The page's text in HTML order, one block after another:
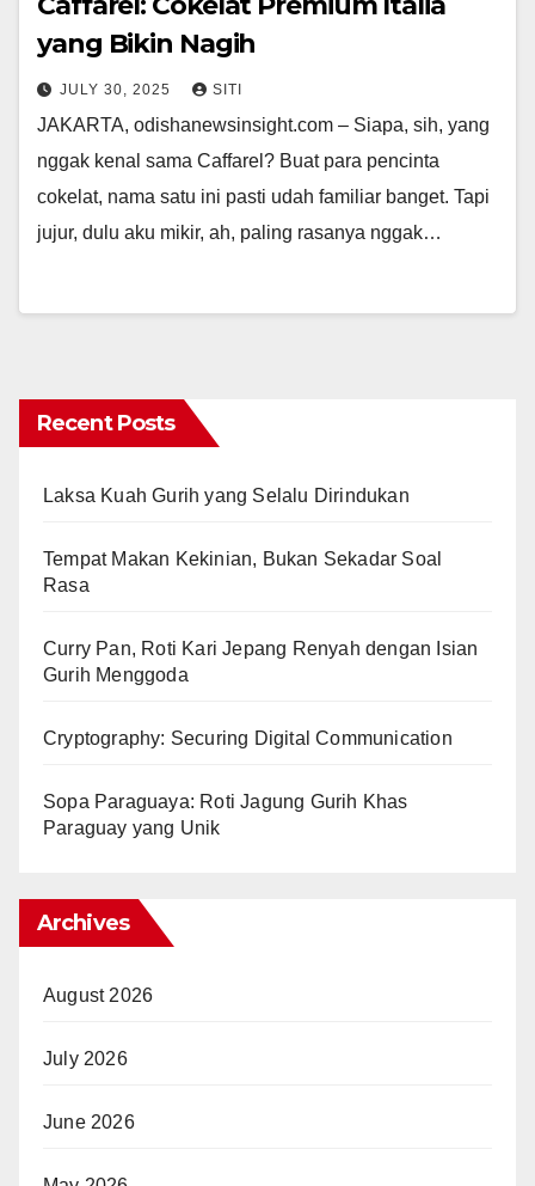
yang Bikin Nagih
JULY 30, 2025 SITI
JAKARTA, odishanewsinsight.com – Siapa, sih, yang
nggak kenal sama Caffarel? Buat para pencinta
cokelat, nama satu ini pasti udah familiar banget. Tapi
jujur, dulu aku mikir, ah, paling rasanya nggak…
Recent Posts
Laksa Kuah Gurih yang Selalu Dirindukan
Tempat Makan Kekinian, Bukan Sekadar Soal
Rasa
Curry Pan, Roti Kari Jepang Renyah dengan Isian
Gurih Menggoda
Cryptography: Securing Digital Communication
Sopa Paraguaya: Roti Jagung Gurih Khas
Paraguay yang Unik
Archives
August 2026
July 2026
June 2026